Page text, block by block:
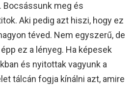
Bocsássunk meg és
Aki pedig azt hiszi, hogy ez
téved. Nem egyszerű, de
ez a lényeg. Ha képesek
és nyitottak vagyunk a
tálcán fogja kínálni azt, amire